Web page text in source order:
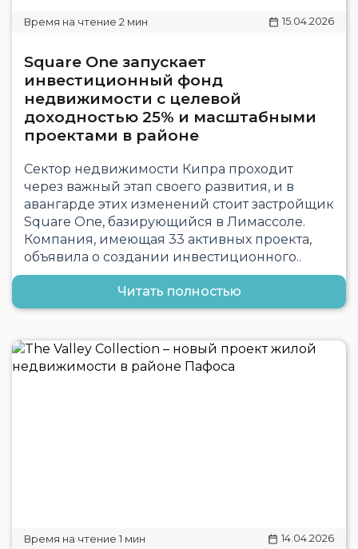
15.04.2026
Square One запускает
инвестиционный фонд
недвижимости с целевой
доходностью 25% и масштабными
проектами в районе
Сектор недвижимости Кипра проходит
через важный этап своего развития, и в
авангарде этих изменений стоит застройщик
Square One, базирующийся в Лимассоле.
Компания, имеющая 33 активных проекта,
объявила о создании инвестиционного..
Читать полностью
14.04.2026